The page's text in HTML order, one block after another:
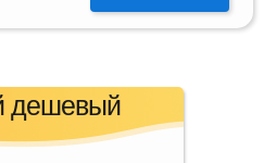
дешевый